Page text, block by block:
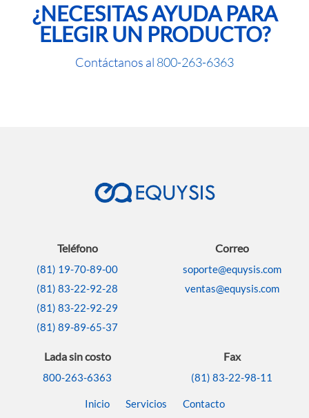
¿NECESITAS AYUDA PARA
ELEGIR UN PRODUCTO?
Contáctanos al 800-263-6363
Teléfono
(81) 19-70-89-00
(81) 83-22-92-28
(81) 83-22-92-29
(81) 89-89-65-37
Correo
soporte@equysis.com
ventas@equysis.com
Lada sin costo
800-263-6363
Fax
(81) 83-22-98-11
Inicio Servicios Contacto